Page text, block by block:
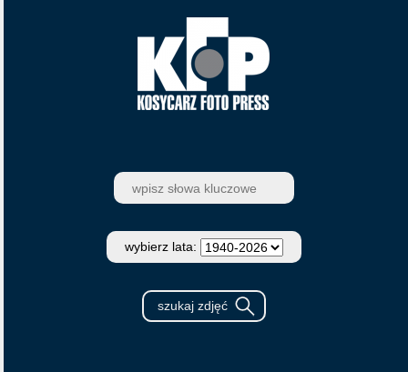
wybierz lata: